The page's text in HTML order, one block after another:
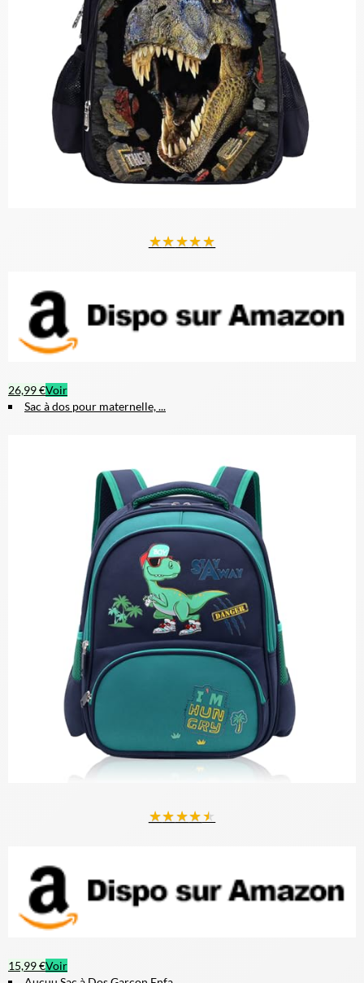
★★★★★
26,99 €Voir
Sac à dos pour maternelle, ...
★★★★★
15,99 €Voir